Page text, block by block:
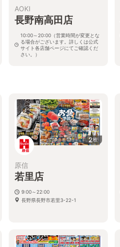
AOKI
長野南高田店
10:00～20:00（営業時間が変更とな
る場合がございます。詳しくは公式
サイト各店舗ページにてご確認くだ
さい。）
2枚
原信
若里店
9:00～22:00
長野県長野市若里3-22-1